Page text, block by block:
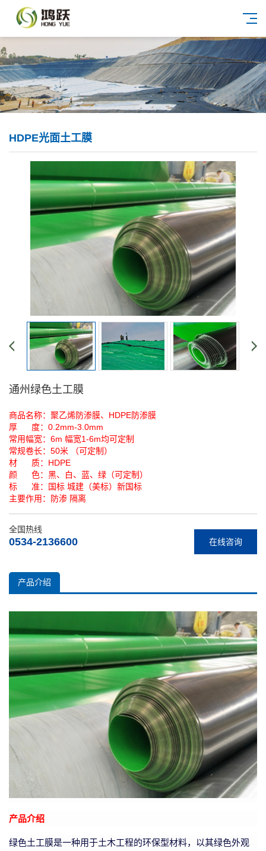
HDPE光面土工膜
通州绿色土工膜
商品名称：聚乙烯防渗膜、HDPE防渗膜
厚 度：0.2mm-3.0mm
常用幅宽：6m 幅宽1-6m均可定制
常规卷长：50米 （可定制）
材 质：HDPE
颜 色：黑、白、蓝、绿（可定制）
标 准：国标 城建（美标）新国标
主要作用：防渗 隔离
在线咨询
全国热线
0534-2136600
产品介绍
产品介绍
绿色土工膜是一种用于土木工程的环保型材料，以其绿色外观